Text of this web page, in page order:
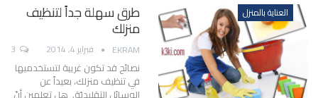
العناية بالمنزل طرق سهلة جداً لتنظيف
منزلك
EKRAM فبراير 4, 2014
نصائح قد تكون غريبة لتستخدميها
في تنظيف منزلك، بعيداً عن
الوسائل التقليديّة. هل تعلمين أنّ